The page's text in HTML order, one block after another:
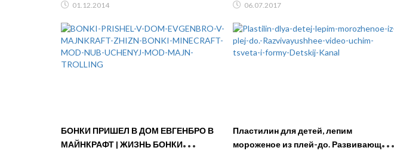
01.12.2014 06.07.2017
БОНКИ ПРИШЕЛ В ДОМ ЕВГЕНБРО В
МАЙНКРАФТ | ЖИЗНЬ БОНКИ
Пластилин для детей, лепим
мороженое из плей-до. Развивающее